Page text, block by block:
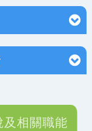
及相關職能